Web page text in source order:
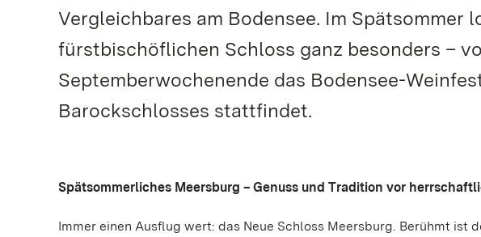
Vergleichbares am Bodensee. Im Spätsommer
fürstbischöflichen Schloss ganz besonders –
Septemberwochenende das Bodensee-
Barockschlosses stattfindet.
Spätsommerliches Meersburg – Genuss und Tradition vor
Immer einen Ausflug wert: das Neue Schloss Meersburg. Berühmt ist